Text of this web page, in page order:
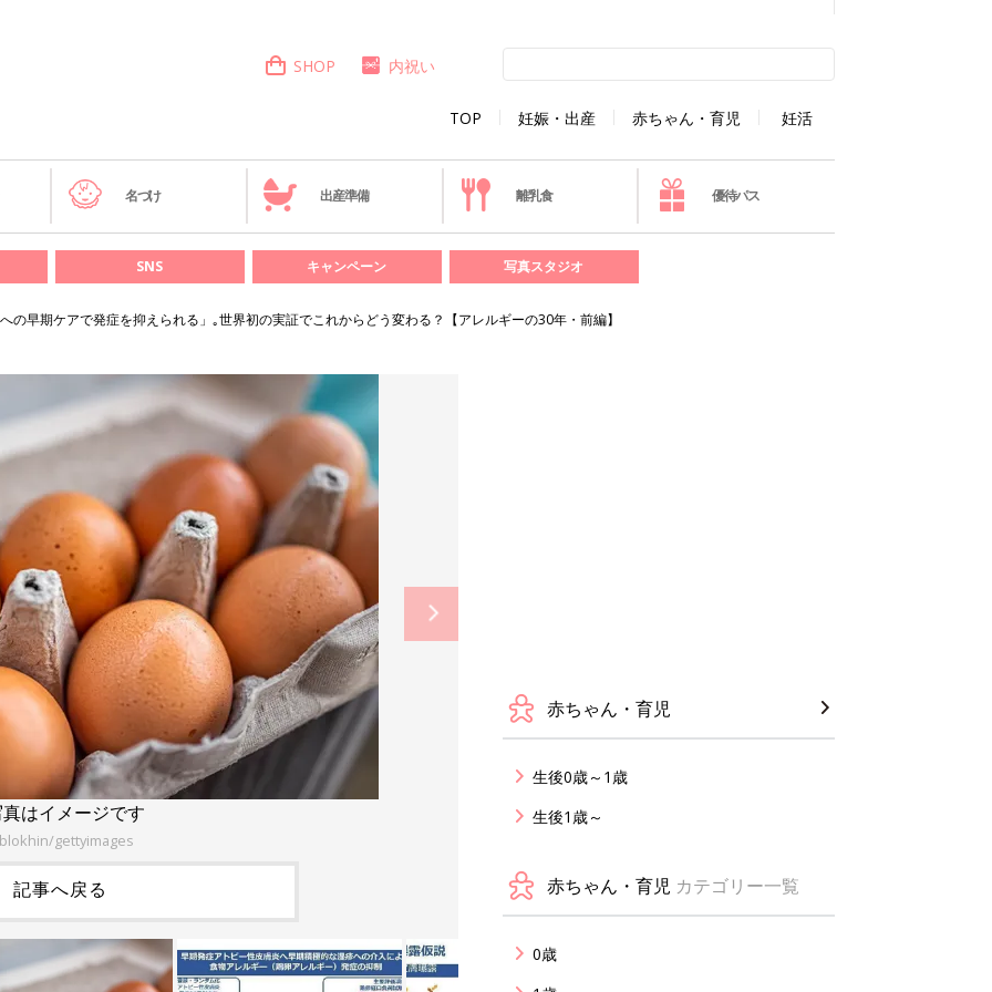
TOP 妊娠・出産 赤ちゃん・育児 妊活
SHOP 内祝い
名づけ 出産準備 離乳食 優待パス
SNS キャンペーン 写真スタジオ
の早期ケアで発症を抑えられる」｡世界初の実証でこれからどう変わる？【アレルギーの30年・前編】
はイメージです
gettyimages
記事へ戻る
赤ちゃん・育児
生後0歳～1歳
生後1歳～
赤ちゃん・育児 カテゴリー一覧
0歳